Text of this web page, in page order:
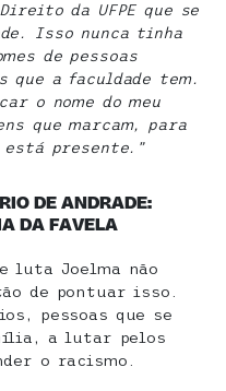
da UFPE que se
Isso nunca tinha
de pessoas
que a faculdade tem.
o nome do meu
que marcam, para
presente.”
DE ANDRADE:
DA FAVELA
luta Joelma não
de pontuar isso.
pessoas que se
a lutar pelos
o racismo.